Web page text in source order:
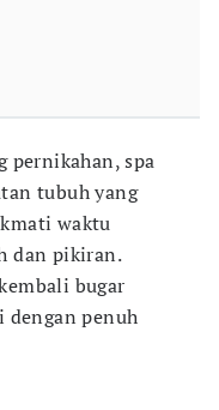
pernikahan, spa
tubuh yang
waktu
dan pikiran.
bugar
penuh